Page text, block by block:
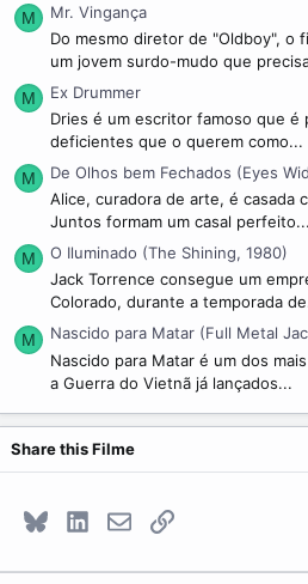
M
Mr. Vingança
Do mesmo diretor de "Oldboy", o
um jovem surdo-mudo que
M
Ex Drummer
Dries é um escritor famoso que
deficientes que o querem como...
M
De Olhos bem Fechados (Eyes
Alice, curadora de arte, é casada
Juntos formam um casal perfeito...
M
O Iluminado (The Shining, 1980)
Jack Torrence consegue um
Colorado, durante a temporada
M
Nascido para Matar (Full Metal
Nascido para Matar é um dos
a Guerra do Vietnã já lançados...
Share this Filme
Bluesky LinkedInE-mailLink